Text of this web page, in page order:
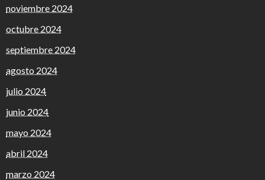
noviembre 2024
octubre 2024
septiembre 2024
agosto 2024
julio 2024
junio 2024
mayo 2024
abril 2024
marzo 2024